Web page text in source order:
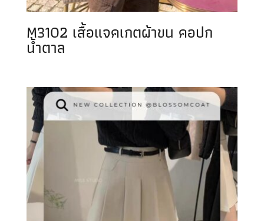
M3102 เสื้อแจคเกตผ้าขน คอปก
น้ำตาล